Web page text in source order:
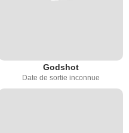
Godshot
Date de sortie inconnue